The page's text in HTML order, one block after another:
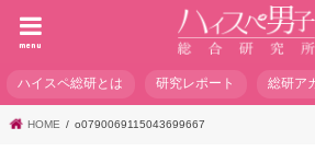
menu
ハイスペ総研とは 研究レポート 総研ア
HOME o0790069115043699667